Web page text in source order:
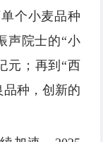
个小麦品种
声院士的“小
元；再到“西
品种，创新的